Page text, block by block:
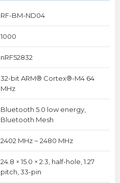
RF-BM-ND04
1000
nRF52832
32-bit ARM® Cortex®-M4 64
MHz
Bluetooth 5.0 low energy,
Bluetooth Mesh
2402 MHz ~ 2480 MHz
24.8 × 15.0 × 2.3, half-hole, 1.27
pitch, 33-pin